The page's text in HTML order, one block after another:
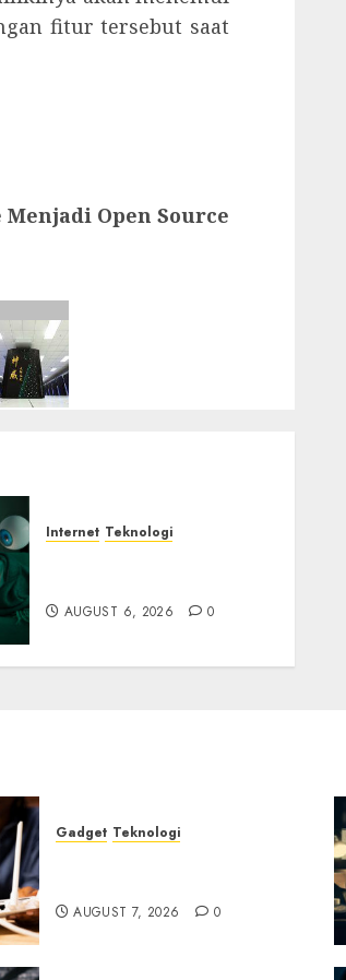
fitur tersebut saat
Open Source
Internet Teknologi
AUGUST 6, 2026 0
Gadget Teknologi
AUGUST 7, 2026 0